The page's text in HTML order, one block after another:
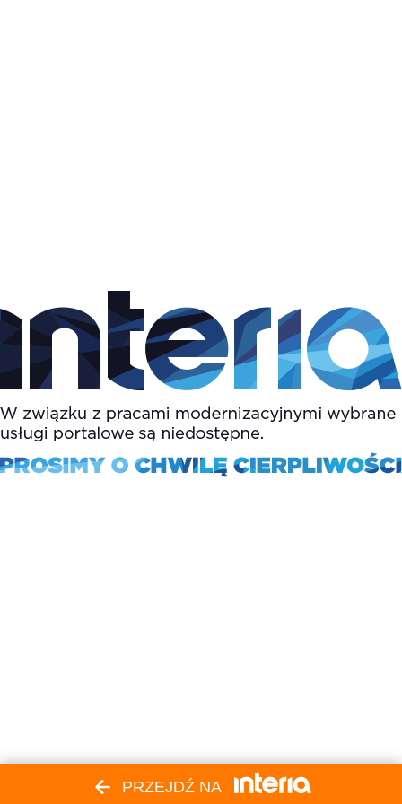
PRZEJDŹ NA